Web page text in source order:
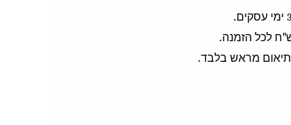
מראש בלבד.